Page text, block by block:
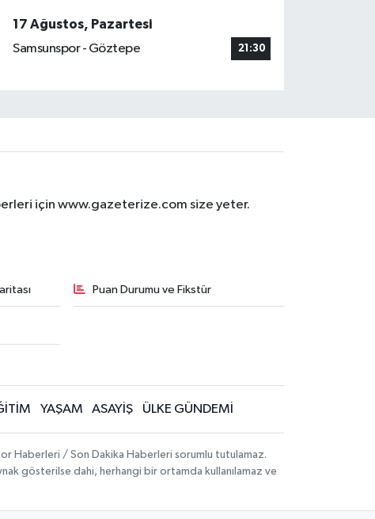
17 Ağustos, Pazartesi
Samsunspor - Göztepe
21:30
için www.gazeterize.com size yeter.
Puan Durumu ve Fikstür
YAŞAM ASAYİŞ ÜLKE GÜNDEMİ
Haberleri / Son Dakika Haberleri sorumlu tutulamaz.
gösterilse dahi, herhangi bir ortamda kullanılamaz ve